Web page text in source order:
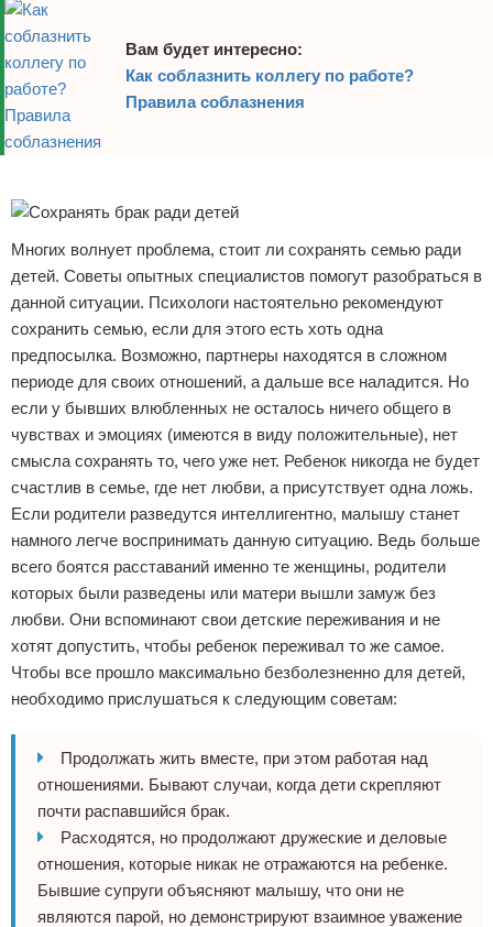
Вам будет интересно:
Как соблазнить коллегу по работе?
Правила соблазнения
Многих волнует проблема, стоит ли сохранять семью ради
детей. Советы опытных специалистов помогут разобраться в
данной ситуации. Психологи настоятельно рекомендуют
сохранить семью, если для этого есть хоть одна
предпосылка. Возможно, партнеры находятся в сложном
периоде для своих отношений, а дальше все наладится. Но
если у бывших влюбленных не осталось ничего общего в
чувствах и эмоциях (имеются в виду положительные), нет
смысла сохранять то, чего уже нет. Ребенок никогда не будет
счастлив в семье, где нет любви, а присутствует одна ложь.
Если родители разведутся интеллигентно, малышу станет
намного легче воспринимать данную ситуацию. Ведь больше
всего боятся расставаний именно те женщины, родители
которых были разведены или матери вышли замуж без
любви. Они вспоминают свои детские переживания и не
хотят допустить, чтобы ребенок переживал то же самое.
Чтобы все прошло максимально безболезненно для детей,
необходимо прислушаться к следующим советам:
Продолжать жить вместе, при этом работая над
отношениями. Бывают случаи, когда дети скрепляют
почти распавшийся брак.
Расходятся, но продолжают дружеские и деловые
отношения, которые никак не отражаются на ребенке.
Бывшие супруги объясняют малышу, что они не
являются парой, но демонстрируют взаимное уважение